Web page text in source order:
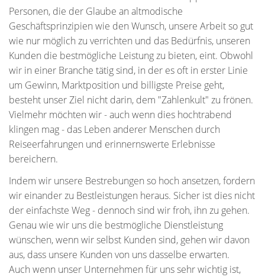
Personen, die der Glaube an altmodische
Geschäftsprinzipien wie den Wunsch, unsere Arbeit so gut
wie nur möglich zu verrichten und das Bedürfnis, unseren
Kunden die bestmögliche Leistung zu bieten, eint. Obwohl
wir in einer Branche tätig sind, in der es oft in erster Linie
um Gewinn, Marktposition und billigste Preise geht,
besteht unser Ziel nicht darin, dem "Zahlenkult" zu frönen.
Vielmehr möchten wir - auch wenn dies hochtrabend
klingen mag - das Leben anderer Menschen durch
Reiseerfahrungen und erinnernswerte Erlebnisse
bereichern.
Indem wir unsere Bestrebungen so hoch ansetzen, fordern
wir einander zu Bestleistungen heraus. Sicher ist dies nicht
der einfachste Weg - dennoch sind wir froh, ihn zu gehen.
Genau wie wir uns die bestmögliche Dienstleistung
wünschen, wenn wir selbst Kunden sind, gehen wir davon
aus, dass unsere Kunden von uns dasselbe erwarten.
Auch wenn unser Unternehmen für uns sehr wichtig ist,